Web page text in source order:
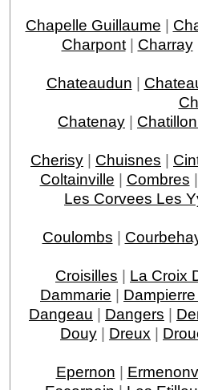
Chapelle Guillaume |
Charpont| Charray
Chateaudun |
Chatenay |
Cherisy | Chuisnes |
Coltainville | Combres |
Les Corvees Les
Coulombs |
Croisilles | La Croix
Dammarie |
Dangeau | Dangers |
Douy | Dreux |
Epernon |